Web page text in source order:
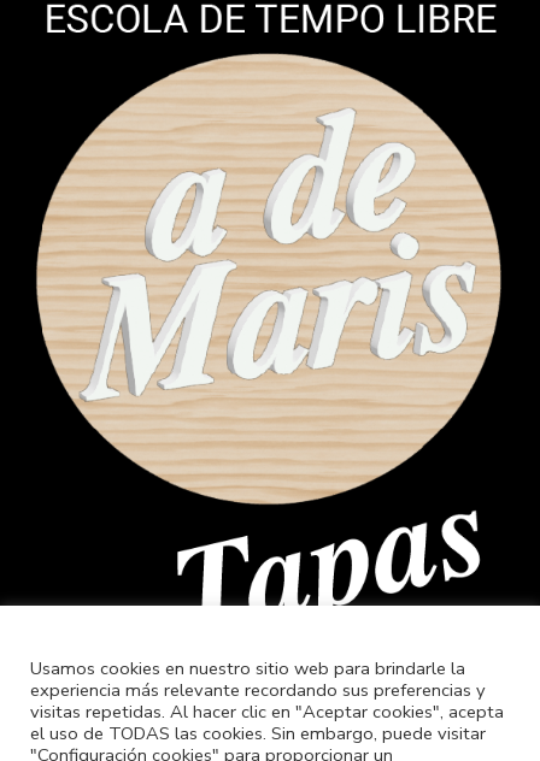
Usamos cookies en nuestro sitio web para brindarle la
experiencia más relevante recordando sus preferencias y
visitas repetidas. Al hacer clic en "Aceptar cookies", acepta
el uso de TODAS las cookies. Sin embargo, puede visitar
"Configuración cookies" para proporcionar un